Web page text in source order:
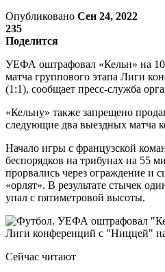
Опубликовано Сен 24, 2022
235
Поделится
УЕФА оштрафовал «Кельн» на
матча группового этапа Лиги
(1:1), сообщает пресс-служба
«Кельну» также запрещено
следующие два выездных матча
Начало игры с французской
беспорядков на трибунах на 55
прорвались через ограждение и
«орлят». В результате стычек
упал с пятиметровой высоты.
Сейчас читают